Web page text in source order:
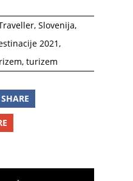
, Slovenija,
2021,
, turizem
SHARE